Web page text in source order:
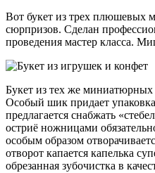
Вот букет из трех плюшевых
сюрпризов. Сделан
проведения мастер класса.
Букет из тех же
Особый шик придает
предлагается снабжать
остриё ножницами
особым образом
отворот капается капелька
обрезанная зубочистка в